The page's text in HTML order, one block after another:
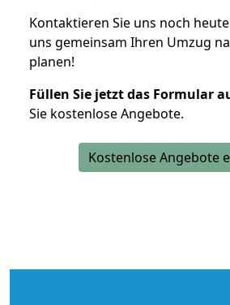
Kontaktieren Sie uns noch
uns gemeinsam Ihren Umzug
planen!
Füllen Sie jetzt das Formular
Sie kostenlose Angebote.
Kostenlose Angebote